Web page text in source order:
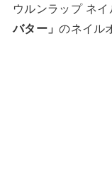
ウルンラップ ネ
バター」のネイル